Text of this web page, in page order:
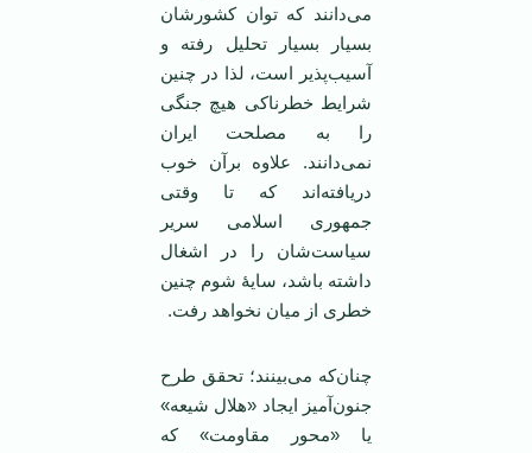
می‌دانند که توان کشورشان
بسیار بسیار تحلیل رفته و
آسیب‌پذیر است، لذا در چنین
شرایط خطرناکی هیچ جنگی
را به مصلحت ایران
نمی‌دانند. علاوه برآن خوب
دریافته‌اند که تا وقتی
جمهوری اسلامی سریر
سیاست‌شان را در اشغال
داشته باشد، سایۀ شوم چنین
خطری از میان نخواهد رفت.
چنان‌که می‌بینند؛ تحقق طرح
جنون‌آمیز ایجاد «هلال شیعه»
یا «محور مقاومت» که